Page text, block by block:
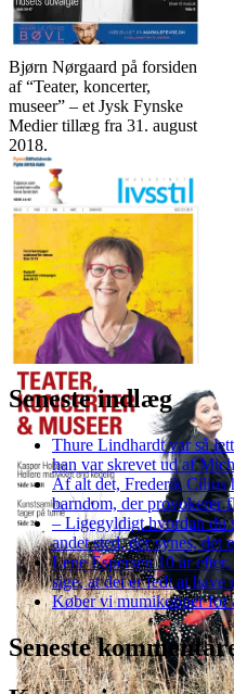
Bjørn Nørgaard på forsiden
af “Teater, koncerter,
museer” – et Jysk Fynske
Medier tillæg fra 31. august
2018.
Kogebogsforfatter og
eventyrer Kirsten Skaarup
var på forsiden af Livsstil.
Forsidefoto er taget af Peter
Leth-Larsen/JFM
Seneste indlæg
Thure Lindhardt var så
han var skrevet ud af
Af alt det, Frederik Cilius
barndom, der provokerer
– Ligegyldigt hvordan du
andet sted, der synes, det
Lene Espersen 10 år
sige, at det er fedt at have
Køber vi mumikopper for
Seneste